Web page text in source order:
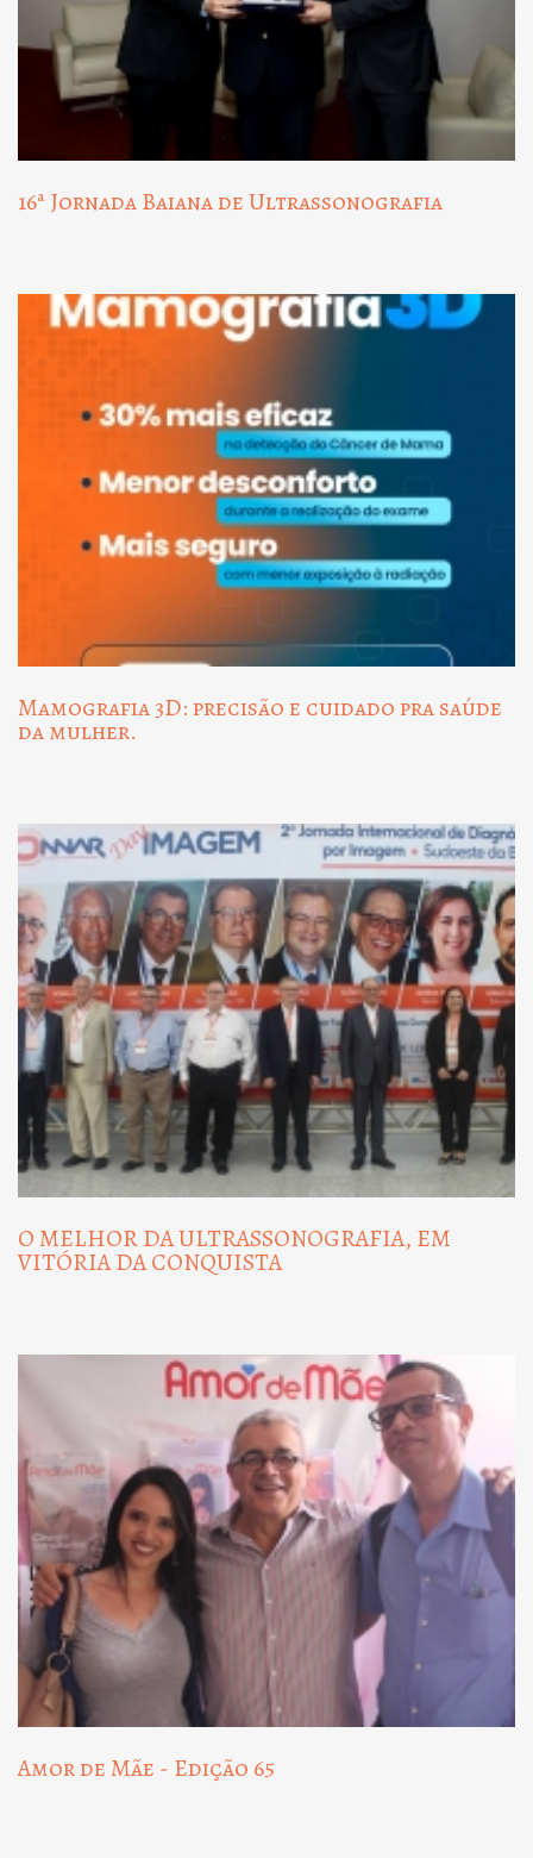
16ª Jornada Baiana de Ultrassonografia
Mamografia 3D: precisão e cuidado pra saúde
da mulher.
O MELHOR DA ULTRASSONOGRAFIA, EM
VITÓRIA DA CONQUISTA
Amor de Mãe - Edição 65